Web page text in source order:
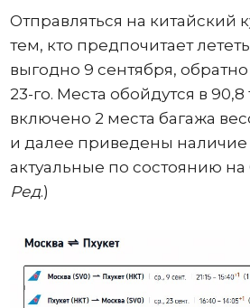
Отправляться на китайский
тем, кто предпочитает
выгодно 9 сентября,
23-го. Места обойдутся в 90,8
включено 2 места багажа
и далее приведены наличие
актуальные по состоянию на
Ред.)